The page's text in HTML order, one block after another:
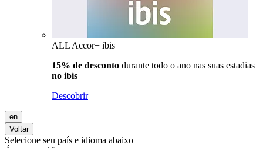
ALL Accor+ ibis
15% de desconto durante todo o ano nas suas estadias
no ibis
Descobrir
en
Voltar
Selecione seu país e idioma abaixo